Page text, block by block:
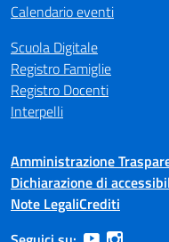
Calendario eventi
Scuola Digitale
Registro Famiglie
Registro Docenti
Interpelli
Amministrazione
Dichiarazione di
Note LegaliCrediti